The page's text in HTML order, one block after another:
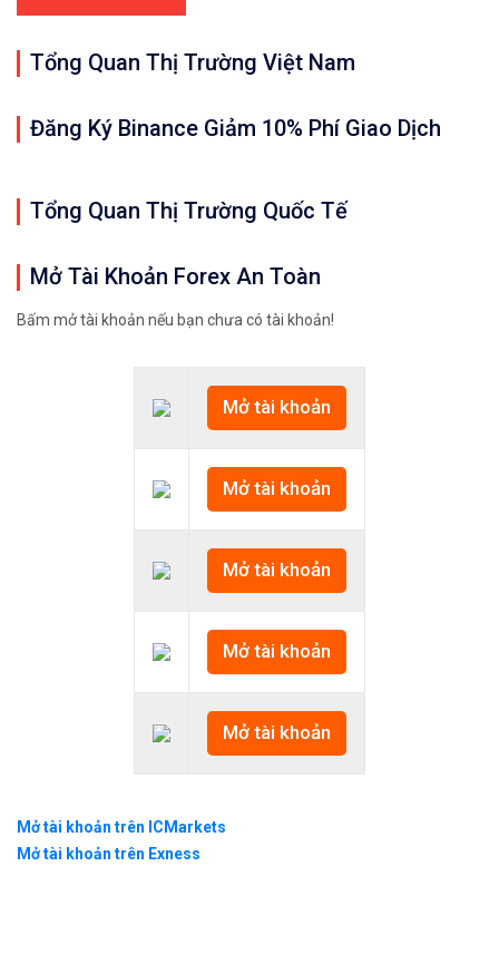
Tổng Quan Thị Trường Việt Nam
Đăng Ký Binance Giảm 10% Phí Giao Dịch
Tổng Quan Thị Trường Quốc Tế
Mở Tài Khoản Forex An Toàn
Bấm mở tài khoản nếu bạn chưa có tài khoản!
Mở tài khoản
Mở tài khoản
Mở tài khoản
Mở tài khoản
Mở tài khoản
Mở tài khoản trên ICMarkets
Mở tài khoản trên Exness